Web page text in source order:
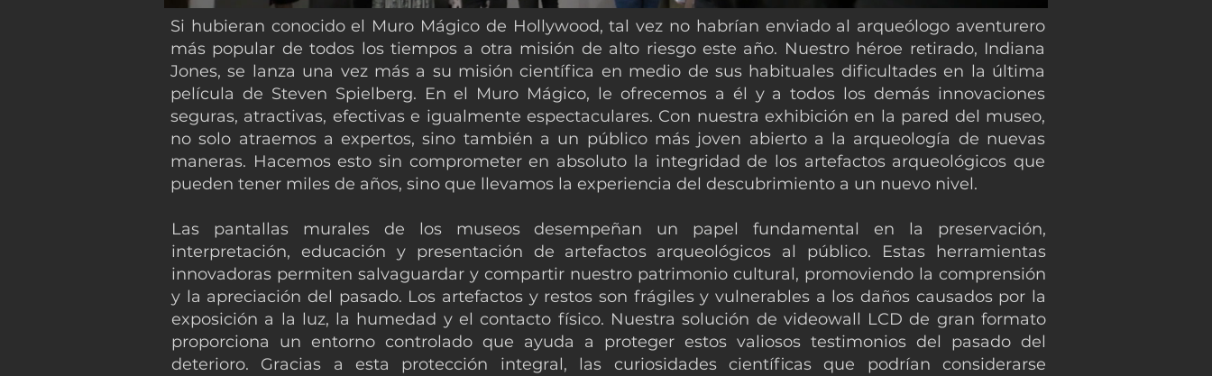
Si hubieran conocido el Muro Mágico de Hollywood, tal vez no habrían enviado al arqueólogo aventurero
más popular de todos los tiempos a otra misión de alto riesgo este año. Nuestro héroe retirado, Indiana
Jones, se lanza una vez más a su misión científica en medio de sus habituales dificultades en la última
película de Steven Spielberg. En el Muro Mágico, le ofrecemos a él y a todos los demás innovaciones
seguras, atractivas, efectivas e igualmente espectaculares. Con nuestra exhibición en la pared del museo,
no solo atraemos a expertos, sino también a un público más joven abierto a la arqueología de nuevas
maneras. Hacemos esto sin comprometer en absoluto la integridad de los artefactos arqueológicos que
pueden tener miles de años, sino que llevamos la experiencia del descubrimiento a un nuevo nivel.
Las pantallas murales de los museos desempeñan un papel fundamental en la preservación,
interpretación, educación y presentación de artefactos arqueológicos al público. Estas herramientas
innovadoras permiten salvaguardar y compartir nuestro patrimonio cultural, promoviendo la comprensión
y la apreciación del pasado. Los artefactos y restos son frágiles y vulnerables a los daños causados por la
exposición a la luz, la humedad y el contacto físico. Nuestra solución de videowall LCD de gran formato
proporciona un entorno controlado que ayuda a proteger estos valiosos testimonios del pasado del
deterioro. Gracias a esta protección integral, las curiosidades científicas que podrían considerarse